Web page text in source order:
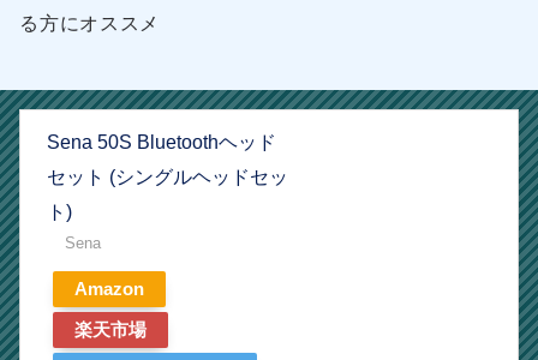
る方にオススメ
Sena 50S Bluetoothヘッド
セット (シングルヘッドセッ
ト)
Sena
Amazon
楽天市場